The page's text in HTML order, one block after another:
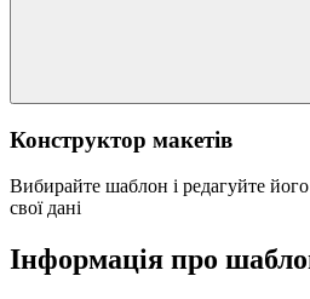
Конструктор макетів
Вибирайте шаблон і редагуйте
свої дані
Інформація про